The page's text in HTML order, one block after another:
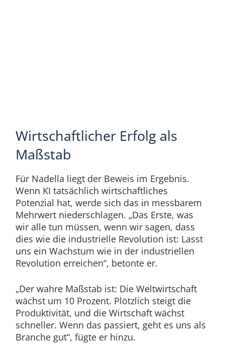
Wirtschaftlicher Erfolg als
Maßstab
Für Nadella liegt der Beweis im Ergebnis.
Wenn KI tatsächlich wirtschaftliches
Potenzial hat, werde sich das in messbarem
Mehrwert niederschlagen. „Das Erste, was
wir alle tun müssen, wenn wir sagen, dass
dies wie die industrielle Revolution ist: Lasst
uns ein Wachstum wie in der industriellen
Revolution erreichen“, betonte er.
„Der wahre Maßstab ist: Die Weltwirtschaft
wächst um 10 Prozent. Plötzlich steigt die
Produktivität, und die Wirtschaft wächst
schneller. Wenn das passiert, geht es uns als
Branche gut“, fügte er hinzu.